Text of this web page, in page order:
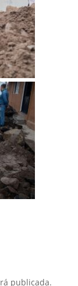
publicada.